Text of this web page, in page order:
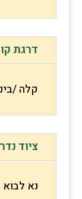
דרגת
קלה /
ציוד
נא